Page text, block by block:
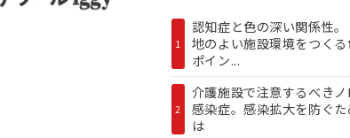
1
認知症と色の深い関係性
地のよい施設環境をつく
ポイン...
2
介護施設で注意するべき
感染症。感染拡大を防ぐた
は